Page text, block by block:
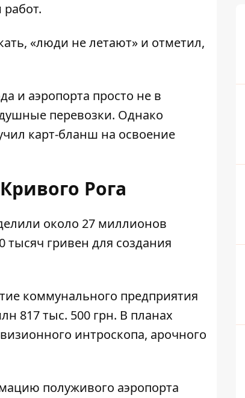
«люди не летают» и отметил,
и аэропорта просто не в
перевозки. Однако
карт-бланш на освоение
Рога
около 27 миллионов
тысяч гривен для создания
коммунального предприятия
817 тыс. 500 грн. В планах
интроскопа, арочного
полуживого аэропорта